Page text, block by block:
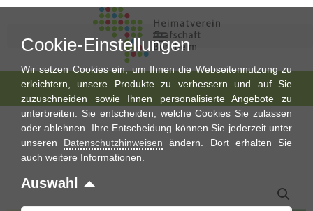
Cookie-Einstellungen
Wir setzen Cookies ein, um Ihnen die Webseitennutzung zu
erleichtern, unsere Produkte zu verbessern und auf Sie
zuzuschneiden sowie Ihnen personalisierte Angebote zu
unterbreiten. Sie entscheiden, welche Cookies Sie zulassen
oder ablehnen. Ihre Entscheidung können Sie jederzeit unter
unseren Datenschutzhinweisen ändern. Dort erhalten Sie
auch weitere Informationen.
Auswahl